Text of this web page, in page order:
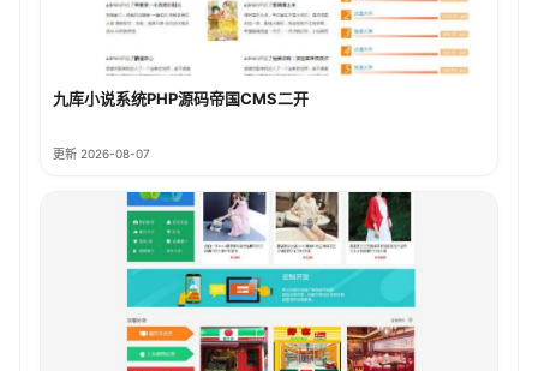
九库小说系统PHP源码帝国CMS二开
更新 2026-08-07